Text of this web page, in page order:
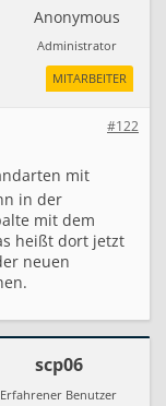
Anonymous
Administrator
MITARBEITER
#122
mit
in der
mit dem
heißt dort jetzt
neuen
scp06
Erfahrener Benutzer